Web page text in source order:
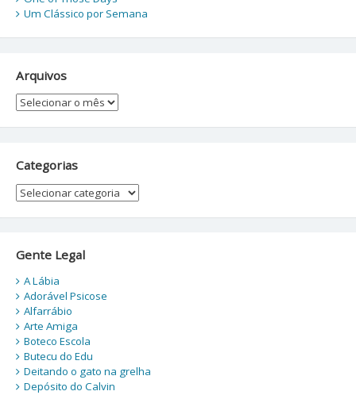
Um Clássico por Semana
Arquivos
Arquivos
Categorias
Categorias
Gente Legal
A Lábia
Adorável Psicose
Alfarrábio
Arte Amiga
Boteco Escola
Butecu do Edu
Deitando o gato na grelha
Depósito do Calvin